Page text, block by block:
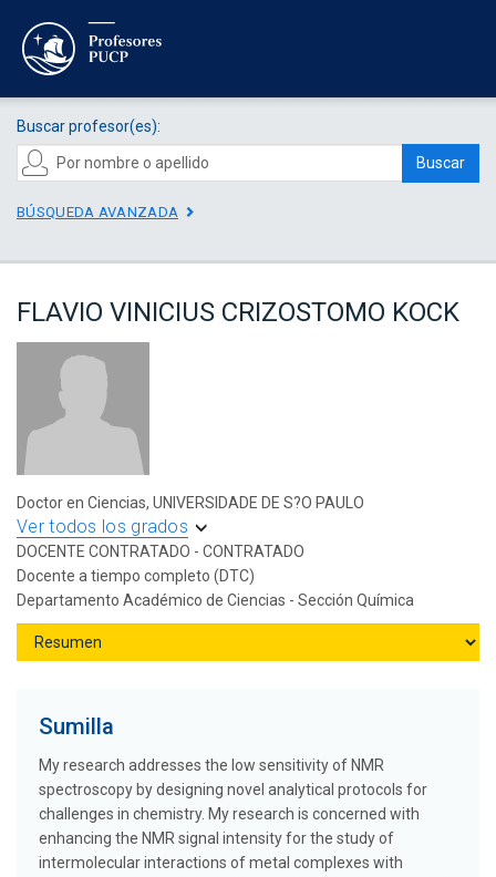
Buscar profesor(es):
Buscar
BÚSQUEDA AVANZADA
FLAVIO VINICIUS CRIZOSTOMO KOCK
Doctor en Ciencias, UNIVERSIDADE DE S?O PAULO
Ver todos los grados
DOCENTE CONTRATADO - CONTRATADO
Docente a tiempo completo (DTC)
Departamento Académico de Ciencias - Sección Química
Sumilla
My research addresses the low sensitivity of NMR
spectroscopy by designing novel analytical protocols for
challenges in chemistry. My research is concerned with
enhancing the NMR signal intensity for the study of
intermolecular interactions of metal complexes with